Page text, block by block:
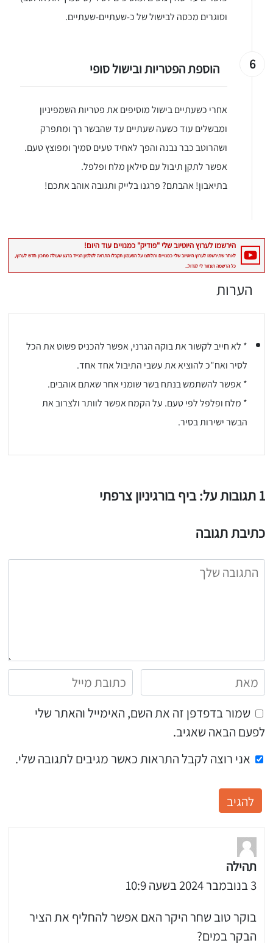
הכנתם מתכון שלי? חפשו "Shahar_Hen_Hayokra" באינסטגרם עקבו אחריי עוד היום ותעלו את המתכון שהכנתם לסטורי ואני
וסוגרים מכסה לבישול של כ-שעתיים-שעתיים.
6 הוספת הפטריות ובישול סופי
אחרי כשעתיים בישול מוסיפים את פטריות השמפיניון
ומבשלים עוד כשעה שעתיים עד שהבשר רך ומתפרק
ושהרוטב כבר נבנה והפך לאחיד טעים סמיך ומפוצץ טעם.
אפשר לתקן תיבול עם סילאן מלח ופלפל.
בתיאבון! אהבתם? פרגנו בלייק ותגובה אוהב אתכם!
הערות
* לא חייב לקשור את בוקה הגרני, אפשר להכניס פשוט את הכל
לסיר ואח"כ להוציא את עשבי התיבול אחד אחד.
* אפשר להשתמש בנתח בשר שומני אחר שאתם אוהבים.
* מלח ופלפל לפי טעם. על הקמח אפשר לוותר ולצרוב את
הבשר ישירות בסיר.
1 תגובות על: ביף בורגיניון צרפתי
כתיבת תגובה
שמור בדפדפן זה את השם, האימייל והאתר שלי
לפעם הבאה שאגיב.
אני רוצה לקבל התראות כאשר מגיבים לתגובה שלי.
תהילה
3 בנובמבר 2024 בשעה 10:9
בוקר טוב שחר היקר האם אפשר להחליף את הציר
הבקר במים?